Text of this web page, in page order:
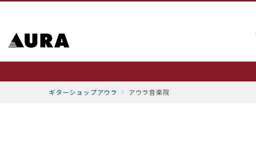
ギターショップアウラ アウラ音楽院